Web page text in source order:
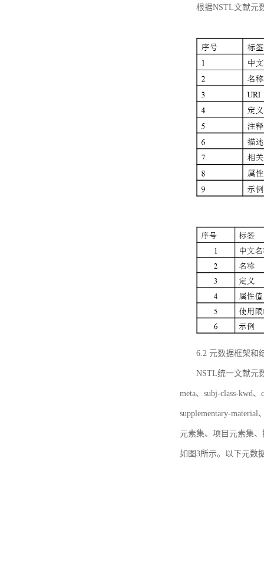
根据NSTL文献元
6.2 元数据框架和
NSTL统一文献元
meta、subj-class-kwd
supplementary-
元素集、项目元素集
如图3所示。以下元数